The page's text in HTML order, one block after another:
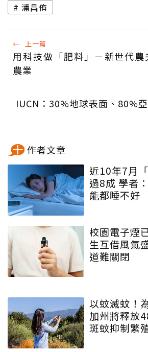
潘昌侑
← 上一篇
用科技做「肥料」－新世代
農業
IUCN：30%地球表面、80%
作者文章
近10年7月
過8成 學者
能都睡不好
校園電子煙
生互借風氣
道難關閉
以蚊滅蚊！
加州將釋放
斑蚊抑制繁